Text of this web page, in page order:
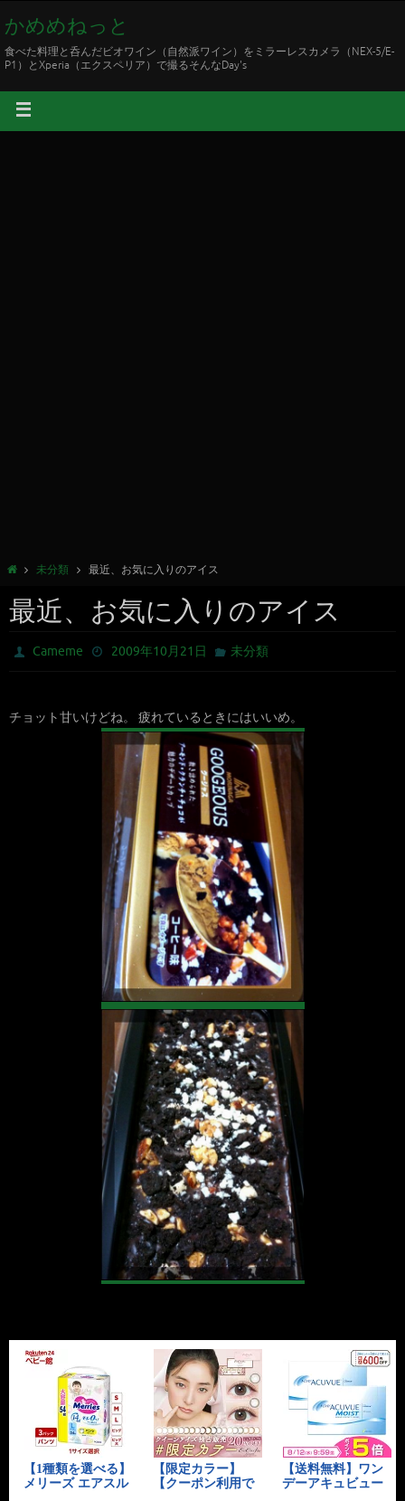
かめめねっと
食べた料理と呑んだビオワイン（自然派ワイン）をミラーレスカメラ（NEX-5/E-
P1）とXperia（エクスペリア）で撮るそんなDay's
未分類 最近、お気に入りのアイス
最近、お気に入りのアイス
Cameme 2009年10月21日 未分類
チョット甘いけどね。 疲れているときにはいいめ。